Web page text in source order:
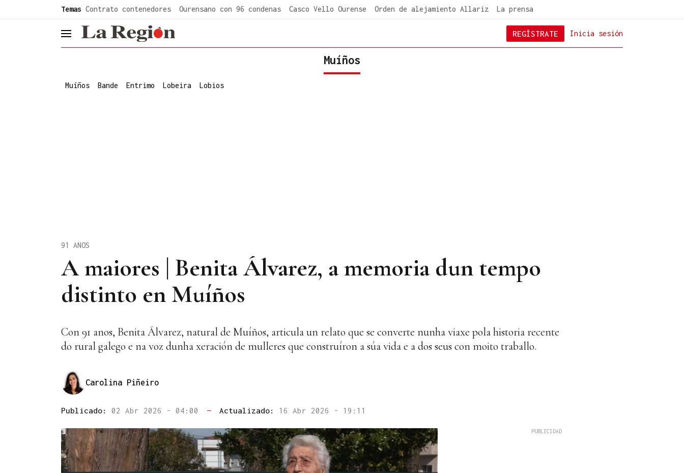
Temas Contrato contenedores Ourensano con 96 condenas Casco Vello Ourense Orden de alejamiento Allariz La prensa
header.menu.open Inicia sesión
REGÍSTRATE
Muíños
Muíños Bande Entrimo Lobeira Lobios
A maiores | Benita Álvarez, a memoria dun tempo
distinto en Muíños
91 ANOS
Con 91 anos, Benita Álvarez, natural de Muíños, articula un relato que se converte nunha viaxe pola historia recente
do rural galego e na voz dunha xeración de mulleres que construíron a súa vida e a dos seus con moito traballo.
Carolina Piñeiro
Publicado: 02 Abr 2026 - 04:00 — Actualizado: 16 Abr 2026 - 19:11